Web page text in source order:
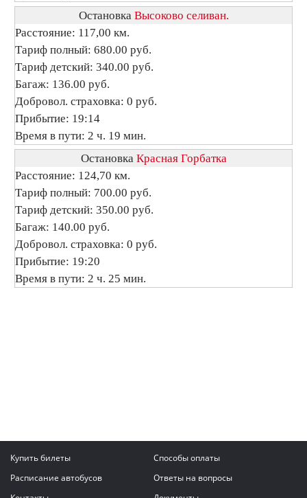
Остановка Высоково селиван.
Расстояние: 117,00 км.
Тариф полный: 680.00 руб.
Тариф детский: 340.00 руб.
Багаж: 136.00 руб.
Добровол. страховка: 0 руб.
Прибытие: 19:14
Время в пути: 2 ч. 19 мин.
Остановка Красная Горбатка
Расстояние: 124,70 км.
Тариф полный: 700.00 руб.
Тариф детский: 350.00 руб.
Багаж: 140.00 руб.
Добровол. страховка: 0 руб.
Прибытие: 19:20
Время в пути: 2 ч. 25 мин.
Купить билеты
Способы оплаты
Расписание автобусов
Ответы на вопросы